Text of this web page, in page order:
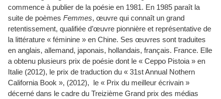
commence à publier de la poésie en 1981. En 1985 paraît la
suite de poèmes Femmes, œuvre qui connaît un grand
retentissement, qualifiée d’œuvre pionnière et représentative de
la littérature « féminine » en Chine. Ses œuvres sont traduites
en anglais, allemand, japonais, hollandais, français. France. Elle
a obtenu plusieurs prix de poésie dont le « Ceppo Pistoia » en
Italie (2012), le prix de traduction du « 31st Annual Nothern
California Book », (2012), le « Prix du meilleur écrivain »
décerné dans le cadre du Treizième Grand prix des médias